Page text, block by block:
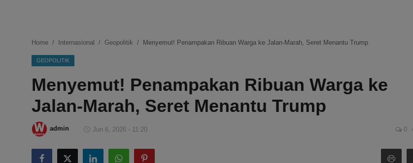
Ekonomi
Internasional
Teknologi
Hiburan
Kesehatan
Home Internasional Geopolitik Menyemut! Penampakan Ribuan Warga ke Jalan-Marah, Seret Menantu Trump
GEOPOLITIK
Menyemut! Penampakan Ribuan Warga ke
Jalan-Marah, Seret Menantu Trump
admin Jun 6, 2026 - 11:20 0